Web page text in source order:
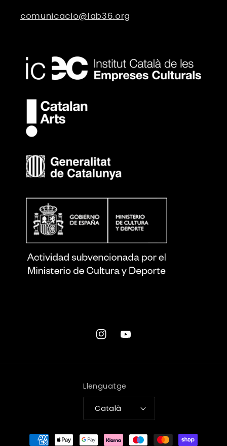
comunicacio@lab36.org
InstagramYouTube
Llenguatge
Català
Mètodes